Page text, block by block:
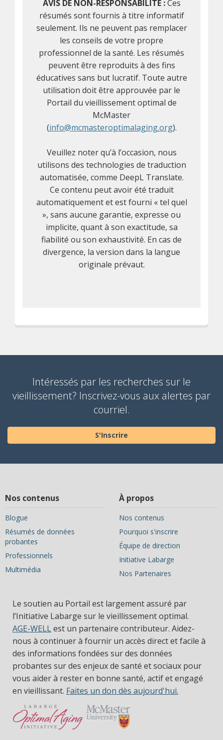
AVIS DE NON-RESPONSABILITÉ :Ces
résumés sont fournis à titre informatif
seulement. Ils ne peuvent pas remplacer
les conseils de votre propre
professionnel de la santé. Les résumés
peuvent être reproduits à des fins
éducatives sans but lucratif. Toute autre
utilisation doit être approuvée par le
Portail du vieillissement optimal de
McMaster
(info@mcmasteroptimalaging.org).
Veuillez noter qu’à l’occasion, nous
utilisons des technologies de traduction
automatisée, comme DeepL Translate.
Ce contenu peut avoir été traduit
automatiquement et est fourni « tel quel
», sans aucune garantie, expresse ou
implicite, quant à son exactitude, sa
fiabilité ou son exhaustivité. En cas de
divergence, la version dans la langue
originale prévaut.
Intéressés par les recherches sur le
vieillissement? Inscrivez-vous aux alertes par
courriel.
S'Inscrire
Nos contenus
Blogue
Résumés de données
probantes
Professionnels
Multimédia
À propos
Nos contenus
Pourquoi s'inscrire
Équipe de direction
Initiative Labarge
Nos Partenaires
Le soutien au Portail est largement assuré par
l’Initiative Labarge sur le vieillissement optimal.
AGE-WELLest un partenaire contributeur. Aidez-
nous à continuer à fournir un accès direct et facile à
des informations fondées sur des données
probantes sur des enjeux de santé et sociaux pour
vous aider à rester en bonne santé, actif et engagé
en vieillissant. Faites un don dès aujourd'hui.